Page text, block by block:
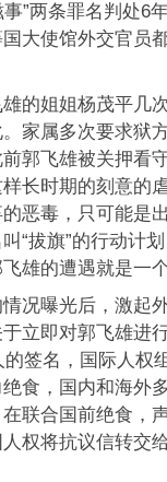
”两条罪名判处6
大使馆外交官员
的姐姐杨茂平几
家属多次要求狱
郭飞雄被关押看
长时期的刻意的
恶毒，只可能是
“拔旗”的行动计
雄的遭遇就是一
况曝光后，激起
立即对郭飞雄进
签名，国际人权
食，国内和海外
联合国前绝食，
权将抗议信转交